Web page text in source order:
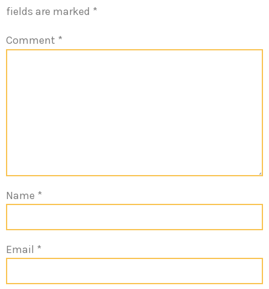
fields are marked *
Comment *
Name *
Email *